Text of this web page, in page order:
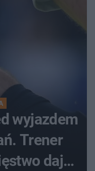
wyjazdem
Trener
daje